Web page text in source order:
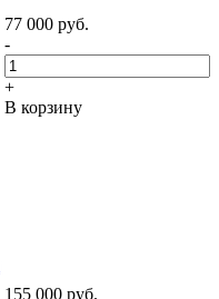
77 000 руб.
-
+
В корзину
155 000 руб.